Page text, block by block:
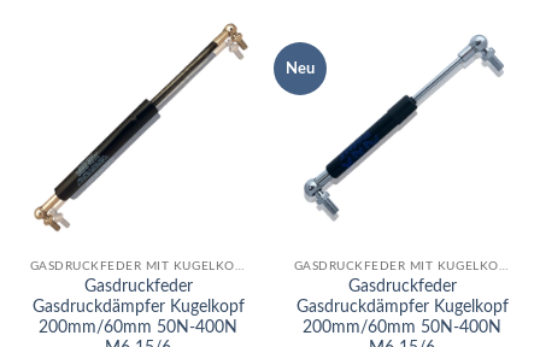
GASDRUCKFEDER MIT KUGELKOPF
Gasdruckfeder
Gasdruckdämpfer Kugelkopf
200mm/60mm 50N-400N
Neu
GASDRUCKFEDER MIT KUGELKOPF
Gasdruckfeder
Gasdruckdämpfer Kugelkopf
200mm/60mm 50N-400N